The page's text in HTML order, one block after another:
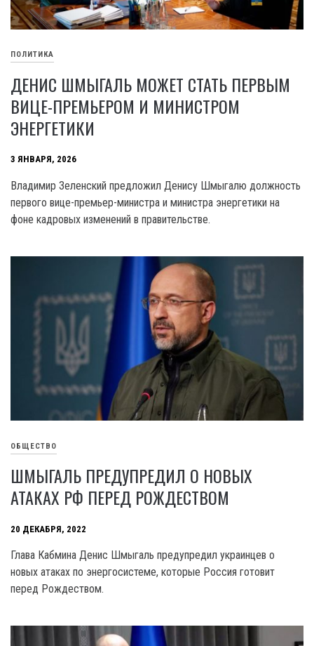
ПОЛИТИКА
ДЕНИС ШМЫГАЛЬ МОЖЕТ СТАТЬ ПЕРВЫМ
ВИЦЕ-ПРЕМЬЕРОМ И МИНИСТРОМ
ЭНЕРГЕТИКИ
3 ЯНВАРЯ, 2026
Владимир Зеленский предложил Денису Шмыгалю должность
первого вице-премьер-министра и министра энергетики на
фоне кадровых изменений в правительстве.
ОБЩЕСТВО
ШМЫГАЛЬ ПРЕДУПРЕДИЛ О НОВЫХ
АТАКАХ РФ ПЕРЕД РОЖДЕСТВОМ
20 ДЕКАБРЯ, 2022
Глава Кабмина Денис Шмыгаль предупредил украинцев о
новых атаках по энергосистеме, которые Россия готовит
перед Рождеством.